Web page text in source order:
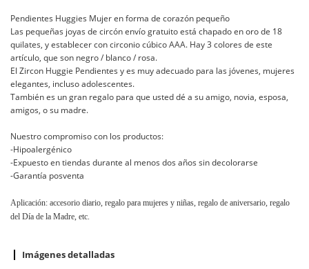
Pendientes Huggies Mujer en forma de corazón pequeño
Las pequeñas joyas de circón envío gratuito está chapado en oro de 18
quilates, y establecer con circonio cúbico AAA. Hay 3 colores de este
artículo, que son negro / blanco / rosa.
El Zircon Huggie Pendientes y es muy adecuado para las jóvenes, mujeres
elegantes, incluso adolescentes.
También es un gran regalo para que usted dé a su amigo, novia, esposa,
amigos, o su madre.
Nuestro compromiso con los productos:
-Hipoalergénico
-Expuesto en tiendas durante al menos dos años sin decolorarse
-Garantía posventa
Aplicación: accesorio diario, regalo para mujeres y niñas, regalo de aniversario, regalo
del Día de la Madre, etc.
Imágenes detalladas